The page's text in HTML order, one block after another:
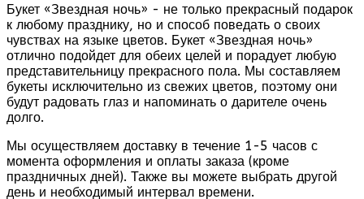
Букет «Звездная ночь» - не только прекрасный подарок
к любому празднику, но и способ поведать о своих
чувствах на языке цветов. Букет «Звездная ночь»
отлично подойдет для обеих целей и порадует любую
представительницу прекрасного пола. Мы составляем
букеты исключительно из свежих цветов, поэтому они
будут радовать глаз и напоминать о дарителе очень
долго.
Мы осуществляем доставку в течение 1-5 часов с
момента оформления и оплаты заказа (кроме
праздничных дней). Также вы можете выбрать другой
день и необходимый интервал времени.